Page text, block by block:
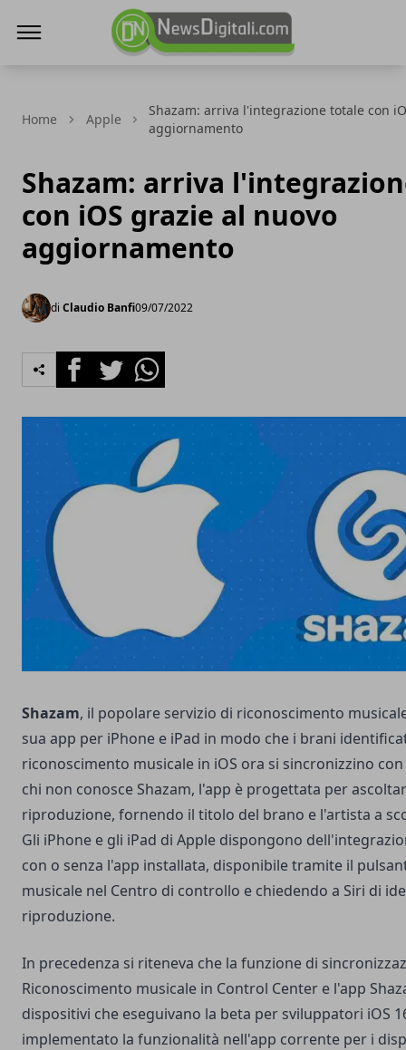
Home Apple
Shazam: arriva l'integrazione totale con
aggiornamento
Shazam: arriva
con iOS grazie al nuovo
aggiornamento
di Claudio Banfi09/07/2022
FacebookTwitterWhatsapp
Shazam, il popolare servizio di riconoscimento
sua app per iPhone e iPad in modo che i brani
riconoscimento musicale in iOS ora si sincronizzino
chi non conosce Shazam, l'app è progettata per
riproduzione, fornendo il titolo del brano e l'artista a
Gli iPhone e gli iPad di Apple dispongono
con o senza l'app installata, disponibile tramite il
musicale nel Centro di controllo e chiedendo a Siri di
riproduzione.
In precedenza si riteneva che la funzione di
Riconoscimento musicale in Control Center e l'app
dispositivi che eseguivano la beta per sviluppatori iOS
implementato la funzionalità nell'app corrente per i